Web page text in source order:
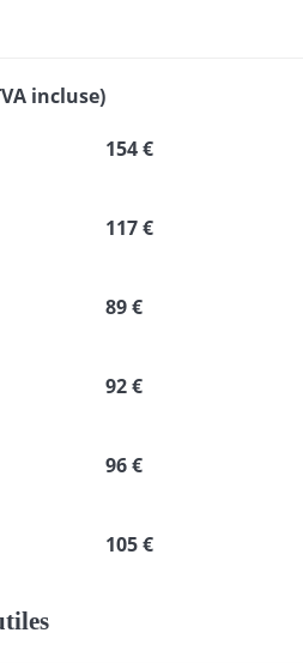
incluse)
154 €
117 €
89 €
92 €
96 €
105 €